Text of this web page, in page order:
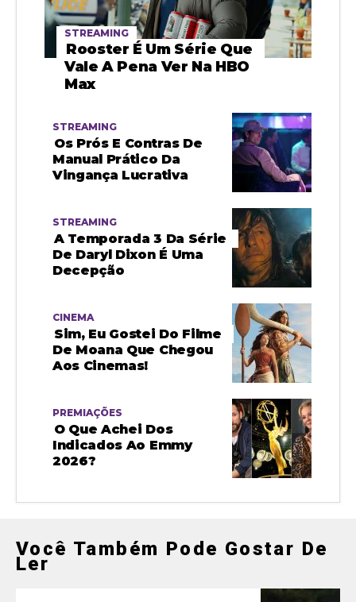
STREAMING
Rooster É Um Série Que
Vale A Pena Ver Na HBO
Max
STREAMING
Os Prós E Contras De
Manual Prático Da
Vingança Lucrativa
STREAMING
A Temporada 3 Da Série
De Daryl Dixon É Uma
Decepção
CINEMA
Sim, Eu Gostei Do Filme
De Moana Que Chegou
Aos Cinemas!
PREMIAÇÕES
O Que Achei Dos
Indicados Ao Emmy
2026?
Você Também Pode Gostar De
Ler